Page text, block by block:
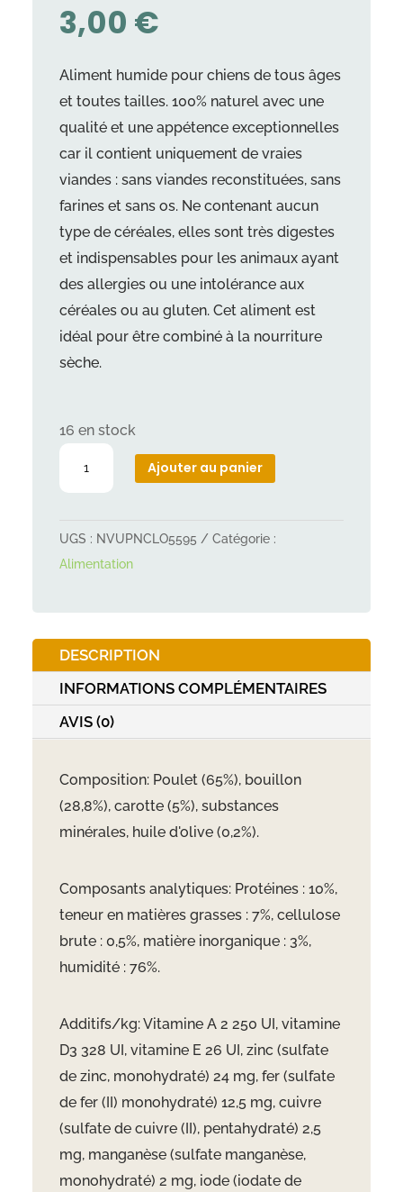
3,00 €
Aliment humide pour chiens de tous âges
et toutes tailles. 100% naturel avec une
qualité et une appétence exceptionnelles
car il contient uniquement de vraies
viandes : sans viandes reconstituées, sans
farines et sans os. Ne contenant aucun
type de céréales, elles sont très digestes
et indispensables pour les animaux ayant
des allergies ou une intolérance aux
céréales ou au gluten. Cet aliment est
idéal pour être combiné à la nourriture
sèche.
16 en stock
Wetline
chien
395g
Ajouter au panier
UGS : NVUPNCLO5595
Catégorie :
Alimentation
DESCRIPTION
INFORMATIONS COMPLÉMENTAIRES
AVIS (0)
Composition: Poulet (65%), bouillon
(28,8%), carotte (5%), substances
minérales, huile d'olive (0,2%).
Composants analytiques: Protéines : 10%,
teneur en matières grasses : 7%, cellulose
brute : 0,5%, matière inorganique : 3%,
humidité : 76%.
Additifs/kg: Vitamine A 2 250 UI, vitamine
D3 328 UI, vitamine E 26 UI, zinc (sulfate
de zinc, monohydraté) 24 mg, fer (sulfate
de fer (II) monohydraté) 12,5 mg, cuivre
(sulfate de cuivre (II), pentahydraté) 2,5
mg, manganèse (sulfate manganèse,
monohydraté) 2 mg, iode (iodate de